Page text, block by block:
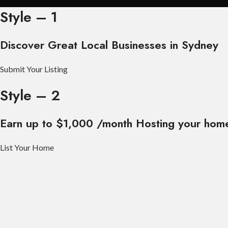
Style – 1
Discover Great Local Businesses in Sydney
Submit Your Listing
Style – 2
Earn up to $1,000 /month Hosting your
List Your Home